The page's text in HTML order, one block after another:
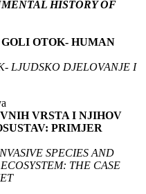
HISTORY OF
OTOK- HUMAN
LJUDSKO DJELOVANJE I
VRSTA I NJIHOV
PRIMJER
SPECIES AND
THE CASE